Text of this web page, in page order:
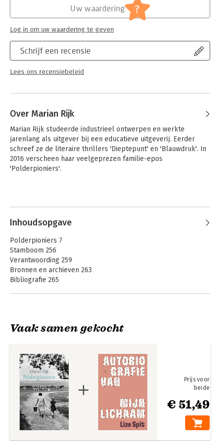
Schrijf een recensie
Lees ons recensiebeleid
Uw waardering ?
Log in om uw waardering te geven
Over Marian Rijk
Marian Rijk studeerde industrieel ontwerpen en werkte
jarenlang als uitgever bij een educatieve uitgeverij. Eerder
schreef ze de literaire thrillers 'Dieptepunt' en 'Blauwdruk'. In
2016 verscheen haar veelgeprezen familie-epos
'Polderpioniers'.
Inhoudsopgave
Polderpioniers 7
Stamboom 256
Verantwoording 259
Bronnen en archieven 263
Bibliografie 265
Vaak samen gekocht
€ 51,49
Prijs voor
beide